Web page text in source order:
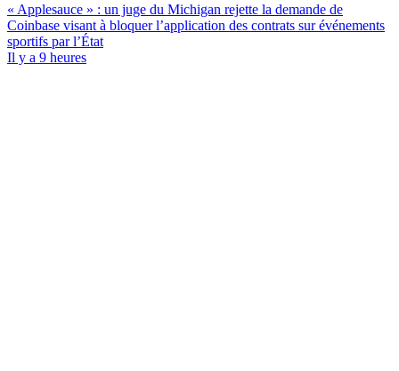
« Applesauce » : un juge du Michigan rejette la demande de
Coinbase visant à bloquer l’application des contrats sur événements
sportifs par l’État
Il y a 9 heures